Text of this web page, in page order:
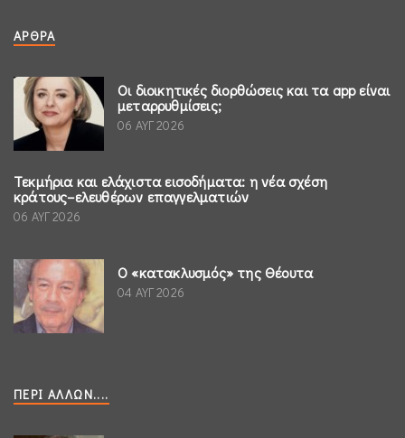
ΆΡΘΡΑ
Οι διοικητικές διορθώσεις και τα app είναι
μεταρρυθμίσεις;
06 ΑΥΓ 2026
Τεκμήρια και ελάχιστα εισοδήματα: η νέα σχέση
κράτους–ελευθέρων επαγγελματιών
06 ΑΥΓ 2026
Ο «κατακλυσμός» της Θέουτα
04 ΑΥΓ 2026
ΠΕΡΊ ΆΛΛΩΝ....